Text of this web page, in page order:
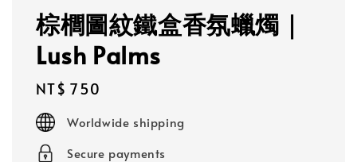
棕櫚圖紋鐵盒香氛蠟燭｜
Lush Palms
Regular
price
NT$ 750
Worldwide shipping
Secure payments